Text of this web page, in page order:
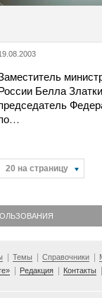
Белла
20 на страницу
Темы Справочники
Редакция Контакты